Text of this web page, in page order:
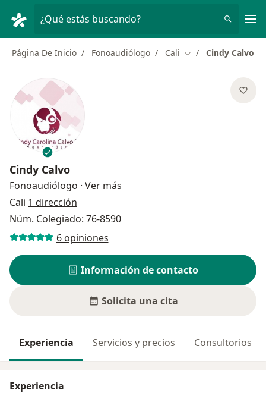
¿Qué estás buscando?
Página De Inicio Fonoaudiólogo Cali Cambiar de ciudad
Cindy Calvo
Cindy Calvo
Fonoaudiólogo · Ver más
Cali 1 dirección
Núm. Colegiado: 76-8590
6 opiniones
Información de contacto
Solicita una cita
Experiencia Servicios y precios Consultorios
Experiencia